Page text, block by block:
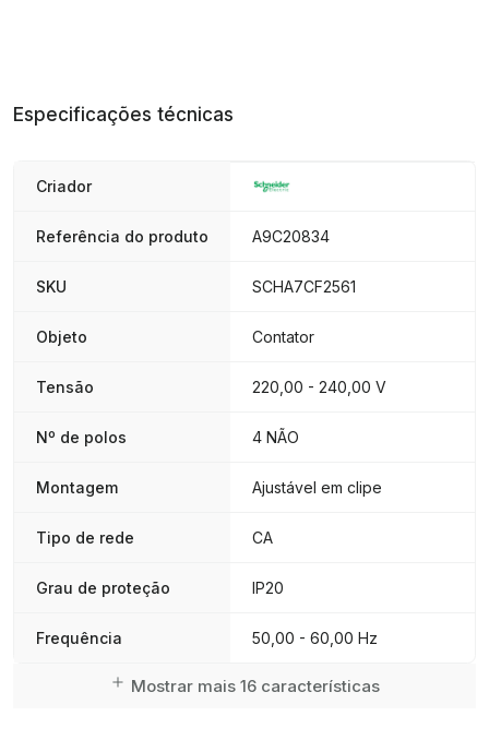
Especificações técnicas
Criador
Referência do produto A9C20834
SKU SCHA7CF2561
Objeto Contator
Tensão 220,00 - 240,00 V
Nº de polos 4 NÃO
Montagem Ajustável em clipe
Tipo de rede CA
Grau de proteção IP20
Frequência 50,00 - 60,00 Hz
Mostrar mais 16 características